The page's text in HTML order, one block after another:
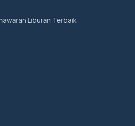
Liburan Terbaik